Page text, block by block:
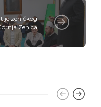
zeničkog
Zenica